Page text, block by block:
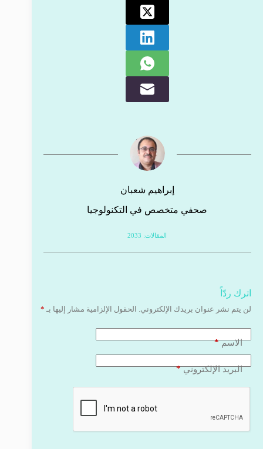
إبراهيم شعبان
صحفي متخصص في التكنولوجيا
المقالات: 2033
اترك ردّاً
لن يتم نشر عنوان بريدك الإلكتروني. الحقول الإلزامية مشار إليها بـ *
الاسم*
البريد الإلكتروني*